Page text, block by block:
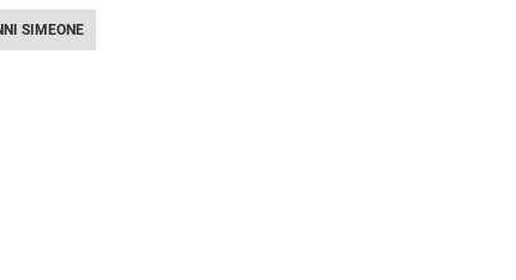
SIMEONE